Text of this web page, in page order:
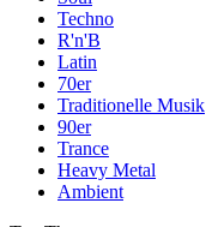
Techno
R'n'B
Latin
70er
Traditionelle Musik
90er
Trance
Heavy Metal
Ambient